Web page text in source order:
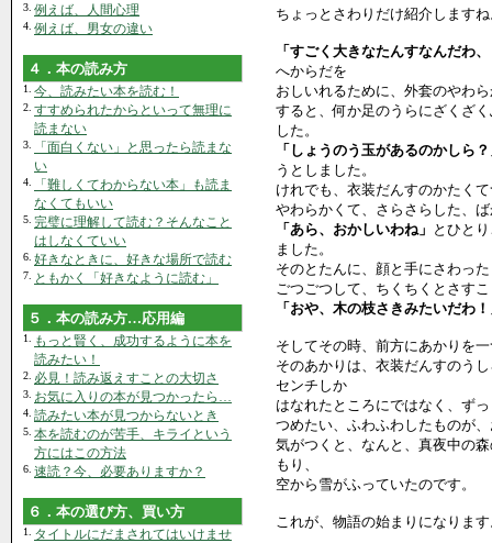
3. 例えば、人間心理
4. 例えば、男女の違い
４．本の読み方
1. 今、読みたい本を読む！
2. すすめられたからといって無理に
読まない
3.
「面白くない」と思ったら読まな
い
4.
「難しくてわからない本」も読ま
なくてもいい
5. 完璧に理解して読む？そんなこと
はしなくていい
6. 好きなときに、好きな場所で読む
7. ともかく「好きなように読む」
５．本の読み方…応用編
1.
もっと賢く、成功するように本を
読みたい！
2. 必見！読み返えすことの大切さ
3. お気に入りの本が見つかったら…
4. 読みたい本が見つからないとき
5. 本を読むのが苦手、キライという
方にはこの方法
6. 速読？今、必要ありますか？
６．本の選び方、買い方
1.
タイトルにだまされてはいけませ
ちょっとさわりだけ紹介します
「すごく大きなたんすなんだわ
へからだを
おしいれるために、外套のやわ
すると、何か足のうらにざくざ
した。
「しょうのう玉があるのかしら
うとしました。
けれでも、衣装だんすのかたく
やわらかくて、さらさらした、
「あら、おかしいわね」 とひと
ました。
そのとたんに、顔と手にさわっ
ごつごつして、ちくちくとさす
「おや、木の枝さきみたいだわ
そしてその時、前方にあかりを
そのあかりは、衣装だんすのう
センチしか
はなれたところにではなく、ず
つめたい、ふわふわしたものが
気がつくと、なんと、真夜中の
もり、
空から雪がふっていたのです。
これが、物語の始まりになりま